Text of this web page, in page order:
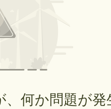
何か問題が発